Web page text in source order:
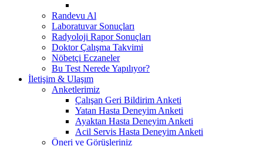
Randevu Al
Laboratuvar Sonuçları
Radyoloji Rapor Sonuçları
Doktor Çalışma Takvimi
Nöbetçi Eczaneler
Bu Test Nerede Yapılıyor?
İletişim & Ulaşım
Anketlerimiz
Çalışan Geri Bildirim Anketi
Yatan Hasta Deneyim Anketi
Ayaktan Hasta Deneyim Anketi
Acil Servis Hasta Deneyim Anketi
Öneri ve Görüşleriniz